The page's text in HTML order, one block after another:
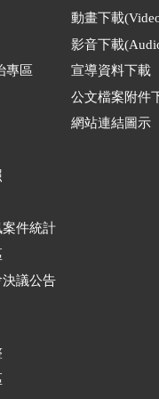
專區
件統計
議公告
動畫下載
影音下載
宣導資料下載
公文檔案附件
網站連結圖示